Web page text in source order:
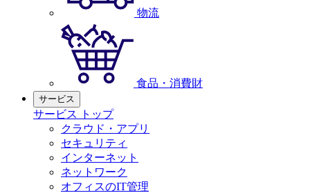
物流
食品・消費財
サービス
サービス トップ
クラウド・アプリ
セキュリティ
インターネット
ネットワーク
オフィスのIT管理